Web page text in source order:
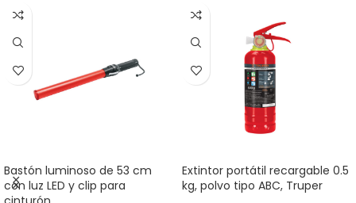
Bastón luminoso de 53 cm
con luz LED y clip para
Extintor portátil recargable 0.5
kg, polvo tipo ABC, Truper